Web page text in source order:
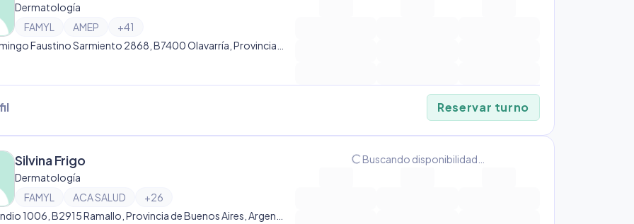
Dermatología
FAMYL
AMEP +41
Reservar turno
Silvina Frigo
Dermatología
FAMYL
ACA SALUD +26
progress_activity Buscando disponibilidad…